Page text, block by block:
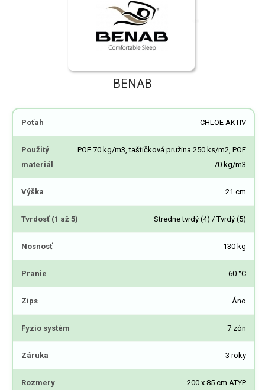
BENAB
Poťah CHLOE AKTIV
Použitý
materiál
POE 70 kg/m3, taštičková pružina 250 ks/m2, POE
70 kg/m3
Výška 21 cm
Tvrdosť (1 až 5) Stredne tvrdý (4) / Tvrdý (5)
Nosnosť 130 kg
Pranie 60 °C
Zips Áno
Fyzio systém 7 zón
Záruka 3 roky
Rozmery 200 x 85 cm ATYP